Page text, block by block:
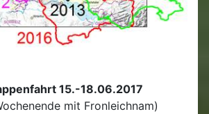
15.-18.06.2017
mit Fronleichnam)